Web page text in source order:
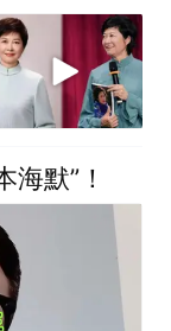
海默”！